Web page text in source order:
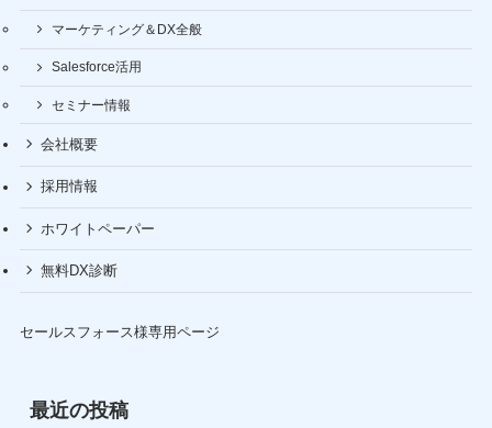
マーケティング＆DX全般
Salesforce活用
セミナー情報
会社概要
採用情報
ホワイトペーパー
無料DX診断
セールスフォース様専用ページ
最近の投稿